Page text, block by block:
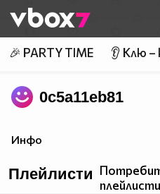
👾
🎉 PARTY TIME 👂 Клю –
0c5a11eb81
Инфо
Плейлисти